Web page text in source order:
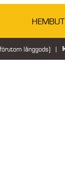
HEM
långgods)